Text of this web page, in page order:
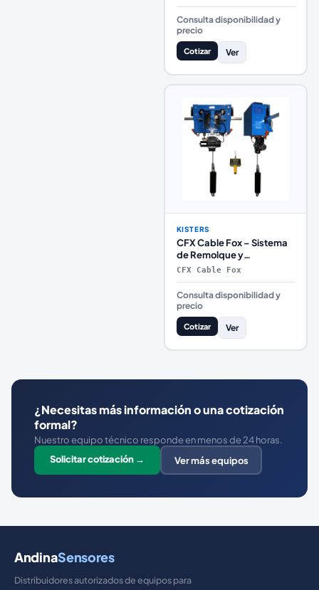
Consulta disponibilidad y
precio
Cotizar Ver
KISTERS
CFX Cable Fox – Sistema
de Remolque y
Posicionamiento para
Velocidad
CFX Cable Fox
Consulta disponibilidad y
precio
Cotizar Ver
¿Necesitas más información o una cotización
formal?
Nuestro equipo técnico responde en menos de 24 horas.
Solicitar cotización →
Ver más equipos
AndinaSensores
Distribuidores autorizados de equipos para